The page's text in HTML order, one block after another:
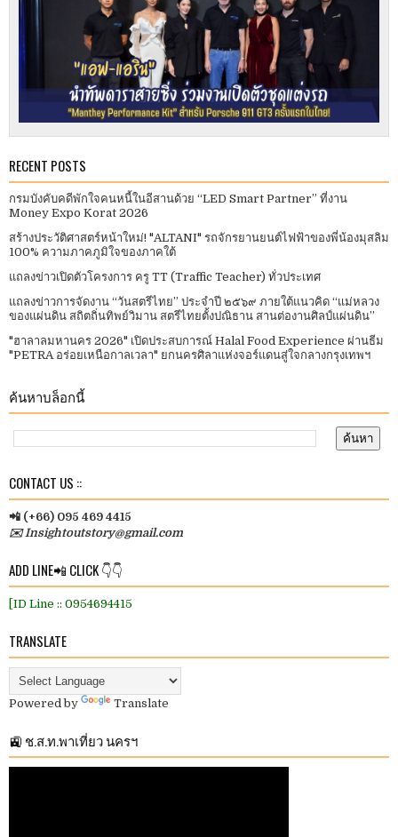
RECENT POSTS
กรมบังคับคดีพักใจคนหนี้ในอีสานด้วย “LED Smart Partner” ที่งาน
Money Expo Korat 2026
สร้างประวัติศาสตร์หน้าใหม่! "ALTANI" รถจักรยานยนต์ไฟฟ้าของพี่น้องมุสลิม
100% ความภาคภูมิใจของภาคใต้
แถลงข่าวเปิดตัวโครงการ ครู TT (Traffic Teacher) ทั่วประเทศ​
แถลงข่าวการจัดงาน “วันสตรีไทย” ประจําปี ๒๕๖๙ ภายใต้แนวคิด “แม่หลวง
ของแผ่นดิน สถิตถิ่นทิพย์วิมาน สตรีไทยตั้งปณิธาน สานต่องานศิลป์แผ่นดิน”
"ฮาลาลมหานคร 2026" เปิดประสบการณ์ Halal Food Experience ผ่านธีม
"PETRA อร่อยเหนือกาลเวลา" ยกนครศิลาแห่งจอร์แดนสู่ใจกลางกรุงเทพฯ
ค้นหาบล็อกนี้
CONTACT US ::
📲 (+66) 095 469 4415
✉️ Insightoutstory@gmail.com
ADD LINE📲 CLICK 👇👇
[ID Line :: 0954694415
TRANSLATE
Powered by Translate
🚉 ช.ส.ท.พาเที่ยว นครฯ